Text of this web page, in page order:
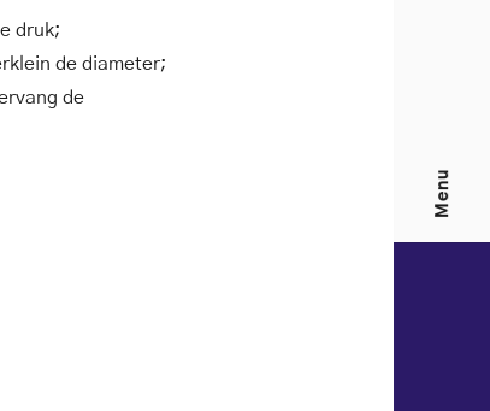
Menu
druk;
de diameter;
de